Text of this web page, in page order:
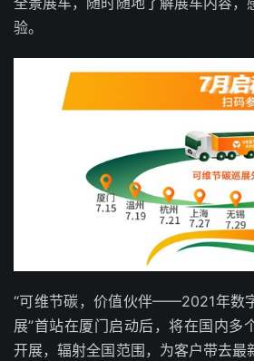
验。
“可维节碳，价值伙伴——2021年数
展”首站在厦门启动后，将在国内多
开展，辐射全国范围，为客户带去最